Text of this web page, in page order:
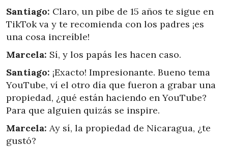
Santiago: Claro, un pibe de 15 años te sigue en
TikTok va y te recomienda con los padres ¡es
una cosa increíble!
Marcela: Sí, y los papás les hacen caso.
Santiago: ¡Exacto! Impresionante. Bueno tema
YouTube, ví el otro día que fueron a grabar una
propiedad, ¿qué están haciendo en YouTube?
Para que alguien quizás se inspire.
Marcela: Ay sí, la propiedad de Nicaragua, ¿te
gustó?